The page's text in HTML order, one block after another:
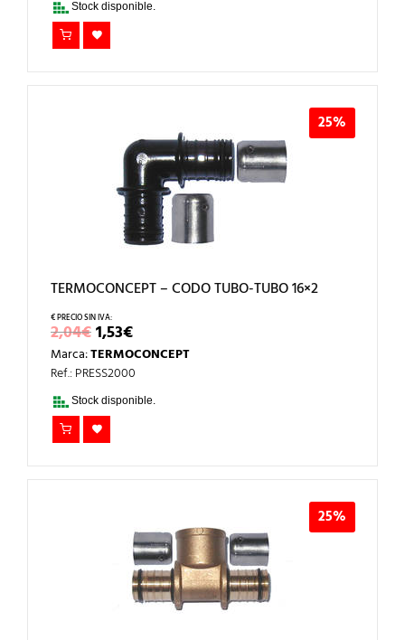
Stock disponible.
25%
TERMOCONCEPT – CODO TUBO-TUBO 16×2
2,04€EL
PRECIO
ORIGINAL
ERA:
2,04€.
1,53€EL
PRECIO
ACTUAL
ES:
1,53€.
Marca:TERMOCONCEPT
Ref.: PRESS2000
Stock disponible.
25%